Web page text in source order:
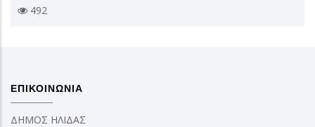
492
ΕΠΙΚΟΙΝΩΝΙΑ
ΔΗΜΟΣ ΗΛΙΔΑΣ